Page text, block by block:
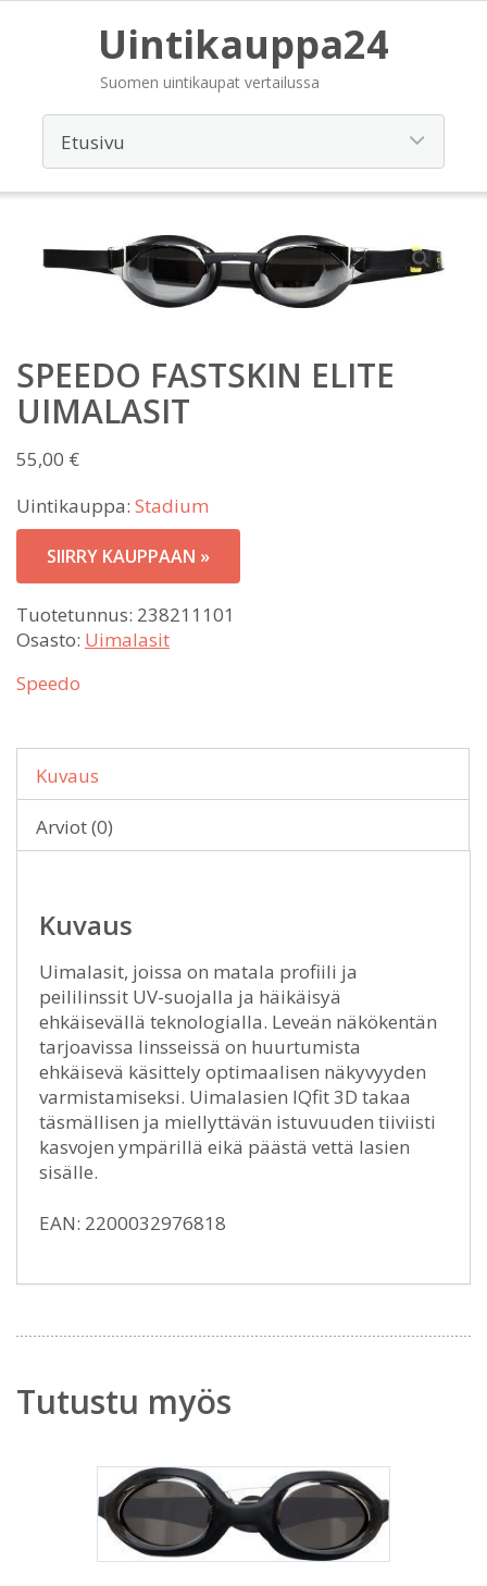
Uintikauppa24
Suomen uintikaupat vertailussa
SPEEDO FASTSKIN ELITE
UIMALASIT
55,00 €
Uintikauppa: Stadium
SIIRRY KAUPPAAN »
Tuotetunnus: 238211101
Osasto: Uimalasit
Speedo
Kuvaus
Arviot (0)
Kuvaus
Uimalasit, joissa on matala profiili ja
peililinssit UV-suojalla ja häikäisyä
ehkäisevällä teknologialla. Leveän näkökentän
tarjoavissa linsseissä on huurtumista
ehkäisevä käsittely optimaalisen näkyvyyden
varmistamiseksi. Uimalasien IQfit 3D takaa
täsmällisen ja miellyttävän istuvuuden tiiviisti
kasvojen ympärillä eikä päästä vettä lasien
sisälle.
EAN: 2200032976818
Tutustu myös